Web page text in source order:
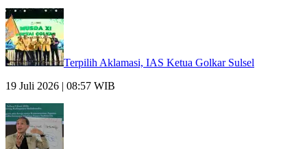
Terpilih Aklamasi, IAS Ketua Golkar Sulsel
19 Juli 2026 | 08:57 WIB